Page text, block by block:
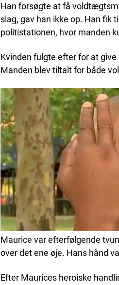
Han forsøgte at få
slag, gav han ikke op. Han fik
politistationen, hvor manden
Kvinden fulgte efter for at
Manden blev tiltalt for både
Maurice var efterfølgende
over det ene øje. Hans hånd
Efter Maurices heroiske